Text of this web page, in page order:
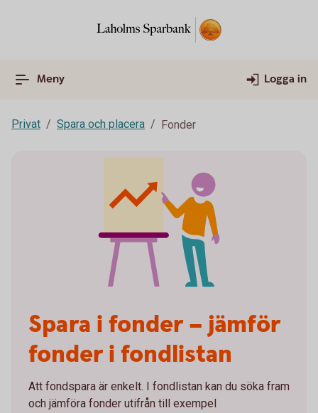
Meny Logga in
Privat Spara och placera Fonder
Spara i fonder – jämför
fonder i fondlistan
Att fondspara är enkelt. I fondlistan kan du söka fram
och jämföra fonder utifrån till exempel